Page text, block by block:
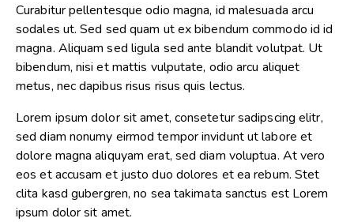
Curabitur pellentesque odio magna, id malesuada arcu
sodales ut. Sed sed quam ut ex bibendum commodo id id
magna. Aliquam sed ligula sed ante blandit volutpat. Ut
bibendum, nisi et mattis vulputate, odio arcu aliquet
metus, nec dapibus risus risus quis lectus.
Lorem ipsum dolor sit amet, consetetur sadipscing elitr,
sed diam nonumy eirmod tempor invidunt ut labore et
dolore magna aliquyam erat, sed diam voluptua. At vero
eos et accusam et justo duo dolores et ea rebum. Stet
clita kasd gubergren, no sea takimata sanctus est Lorem
ipsum dolor sit amet.